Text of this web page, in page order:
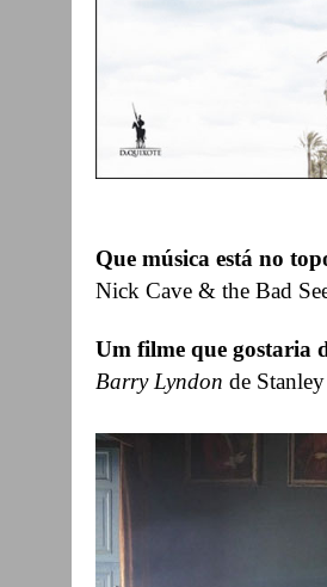
Que música está no
Nick Cave & the Bad
Um filme que gostaria
Barry Lyndon de